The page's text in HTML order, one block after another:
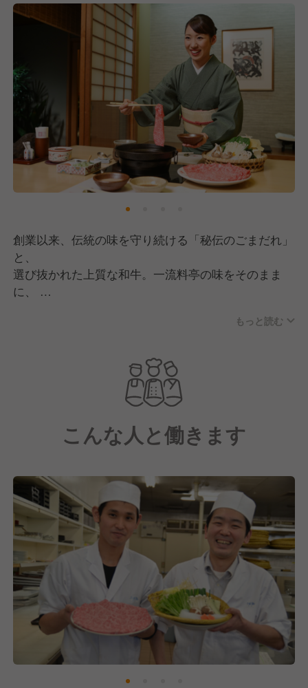
創業以来、伝統の味を守り続ける「秘伝のごまだれ」
と、
選び抜かれた上質な和牛。一流料亭の味をそのまま
に、
選ばれる会席料理から、旬にこだわる季節料理もお値
価格でご提供しております。
もっと読む
こんな人と働きます